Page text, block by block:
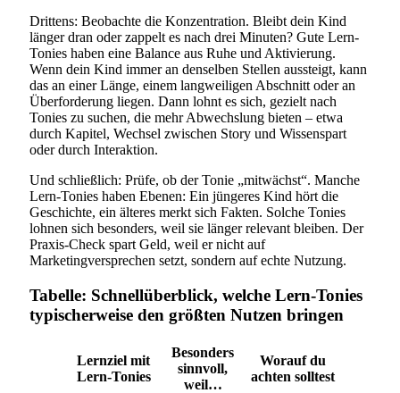
Drittens: Beobachte die Konzentration. Bleibt dein Kind
länger dran oder zappelt es nach drei Minuten? Gute Lern-
Tonies haben eine Balance aus Ruhe und Aktivierung.
Wenn dein Kind immer an denselben Stellen aussteigt, kann
das an einer Länge, einem langweiligen Abschnitt oder an
Überforderung liegen. Dann lohnt es sich, gezielt nach
Tonies zu suchen, die mehr Abwechslung bieten – etwa
durch Kapitel, Wechsel zwischen Story und Wissenspart
oder durch Interaktion.
Und schließlich: Prüfe, ob der Tonie „mitwächst“. Manche
Lern-Tonies haben Ebenen: Ein jüngeres Kind hört die
Geschichte, ein älteres merkt sich Fakten. Solche Tonies
lohnen sich besonders, weil sie länger relevant bleiben. Der
Praxis-Check spart Geld, weil er nicht auf
Marketingversprechen setzt, sondern auf echte Nutzung.
Tabelle: Schnellüberblick, welche Lern-Tonies
typischerweise den größten Nutzen bringen
Lernziel mit
Lern-Tonies
Besonders
sinnvoll,
weil…
Worauf du
achten solltest